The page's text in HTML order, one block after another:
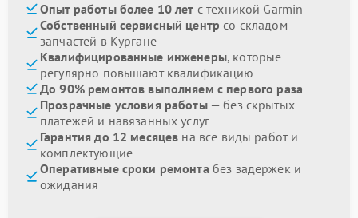
Опыт работы более 10 лет с техникой Garmin
Собственный сервисный центр со складом
запчастей в Кургане
Квалифицированные инженеры, которые
регулярно повышают квалификацию
До 90% ремонтов выполняем с первого раза
Прозрачные условия работы— без скрытых
платежей и навязанных услуг
Гарантия до 12 месяцев на все виды работ и
комплектующие
Оперативные сроки ремонтабез задержек и
ожидания